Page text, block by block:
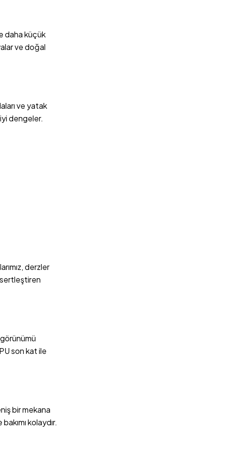
daha küçük
ve doğal
ve yatak
dengeler.
derzler
son kat ile
bir mekana
kolaydır.